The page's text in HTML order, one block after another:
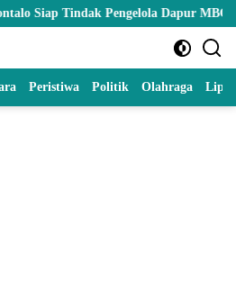
Pengelola Dapur MBG yang
Peristiwa Politik Olahraga